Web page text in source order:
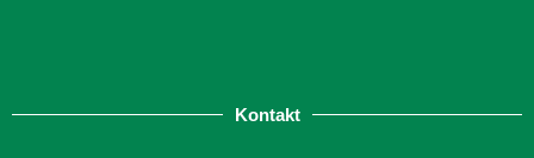
Kontakt